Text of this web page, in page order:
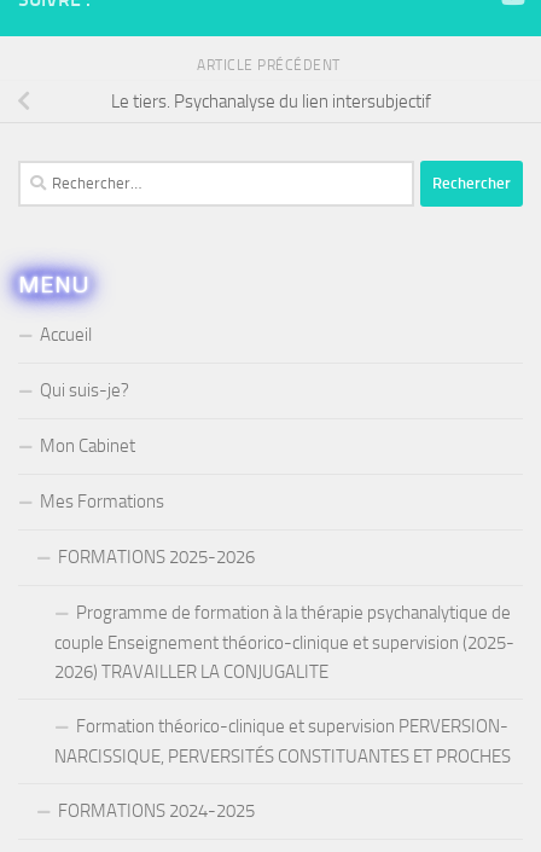
ARTICLE PRÉCÉDENT
Le tiers. Psychanalyse du lien intersubjectif
Rechercher :
MENU
Accueil
Qui suis-je?
Mon Cabinet
Mes Formations
FORMATIONS 2025-2026
Programme de formation à la thérapie psychanalytique de
couple Enseignement théorico-clinique et supervision (2025-
2026) TRAVAILLER LA CONJUGALITE
Formation théorico-clinique et supervision PERVERSION-
NARCISSIQUE, PERVERSITÉS CONSTITUANTES ET PROCHES
FORMATIONS 2024-2025